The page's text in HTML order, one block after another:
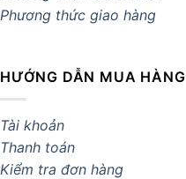
Phương thức giao hàng
HƯỚNG DẪN MUA HÀNG
Tài khoản
Thanh toán
Kiểm tra đơn hàng